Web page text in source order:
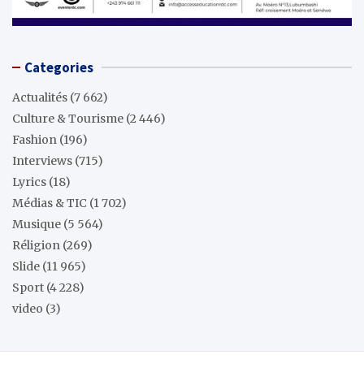
Categories
Actualités (7 662)
Culture & Tourisme (2 446)
Fashion (196)
Interviews (715)
Lyrics (18)
Médias & TIC (1 702)
Musique (5 564)
Réligion (269)
Slide (11 965)
Sport (4 228)
video (3)